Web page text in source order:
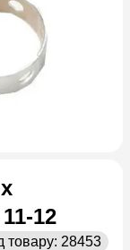
12
товару: 28453